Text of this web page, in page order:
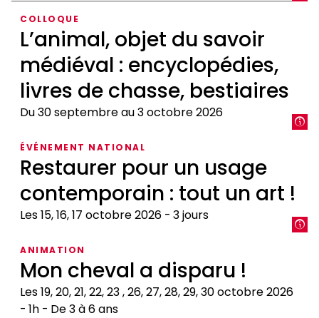
L’animal, objet du savoir
médiéval : encyclopédies,
livres de chasse, bestiaires
Du 30 septembre au 3 octobre 2026
COLLOQUE
L’animal,
objet
du
savoir
médiéval
livres
de
chasse,
bestiaires
Restaurer pour un usage
contemporain : tout un art !
Les 15, 16, 17 octobre 2026 3 jours
ÉVÉNEMENT NATIONAL
pour
un
usage
contemporain
Mon cheval a disparu !
Les 19, 20, 21, 22, 23 , 26, 27, 28, 29, 30 octobre 2026
1h
De 3 à 6 ans
ANIMATION